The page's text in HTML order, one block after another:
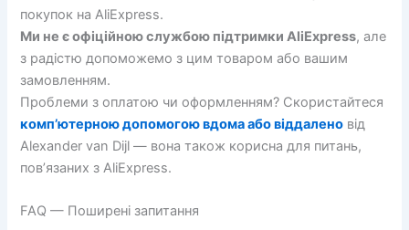
покупок на AliExpress.
Ми не є офіційною службою підтримки AliExpress, але
з радістю допоможемо з цим товаром або вашим
замовленням.
Проблеми з оплатою чи оформленням? Скористайтеся
комп’ютерною допомогою вдома або віддалено від
Alexander van Dijl — вона також корисна для питань,
пов’язаних з AliExpress.
FAQ — Поширені запитання